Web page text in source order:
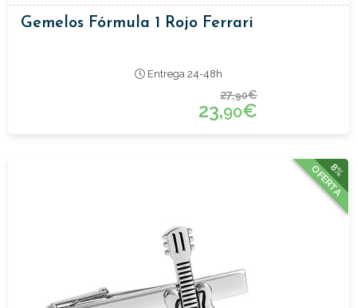
Gemelos Fórmula 1 Rojo Ferrari
Entrega 24-48h
27,90€
23,90€
8%
OFERTA